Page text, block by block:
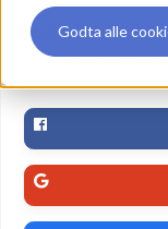
Godta alle
Bruk ekstern
Logg inn med ekstern